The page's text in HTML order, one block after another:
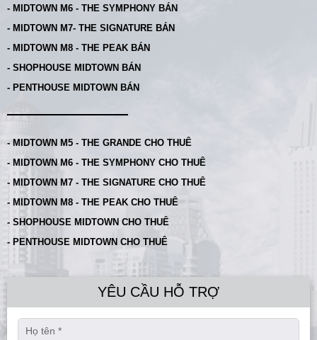
- MIDTOWN M6 - THE SYMPHONY BÁN
- MIDTOWN M7- THE SIGNATURE BÁN
- MIDTOWN M8 - THE PEAK BÁN
- SHOPHOUSE MIDTOWN BÁN
- PENTHOUSE MIDTOWN BÁN
- MIDTOWN M5 - THE GRANDE CHO THUÊ
- MIDTOWN M6 - THE SYMPHONY CHO THUÊ
- MIDTOWN M7 - THE SIGNATURE CHO THUÊ
- MIDTOWN M8 - THE PEAK CHO THUÊ
- SHOPHOUSE MIDTOWN CHO THUÊ
- PENTHOUSE MIDTOWN CHO THUÊ
YÊU CẦU HỖ TRỢ